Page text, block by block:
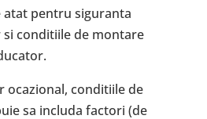
atat pentru siguranta
conditiile de montare
ocazional, conditiile de
sa includa factori (de